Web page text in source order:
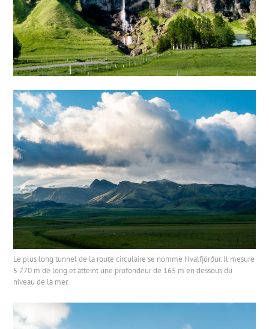
Le plus long tunnel de la route circulaire se nomme Hvalfjörður. Il mesure
5 770 m de long et atteint une profondeur de 165 m en dessous du
niveau de la mer.